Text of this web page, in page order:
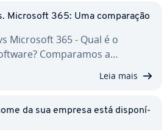
Microsoft 365: Uma com­pa­ra­ção
Microsoft 365 - Qual é o
Com­pa­ra­mos a…
Leia mais
da sua empresa está dis­po­ní­